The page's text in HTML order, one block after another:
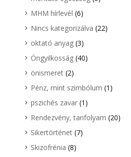
MHM hírlevél (6)
Nincs kategorizálva (22)
oktató anyag(3)
Öngyilkosság(40)
önismeret(2)
Pénz, mint szimbólum (1)
pszichés zavar(1)
Rendezvény, tanfolyam (20)
Sikertörténet(7)
Skizofrénia (8)